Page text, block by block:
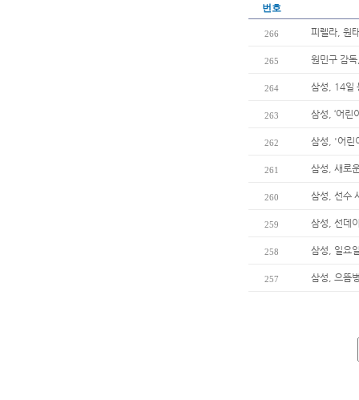
번호
266 피렐라, 원
265 원민구 감
264 삼성, 14일
263 삼성, ‘어린
262 삼성, '어린
261 삼성, 새로
260 삼성, 선수
259 삼성, 선데
258 삼성, 일요
257 삼성, 으뜸